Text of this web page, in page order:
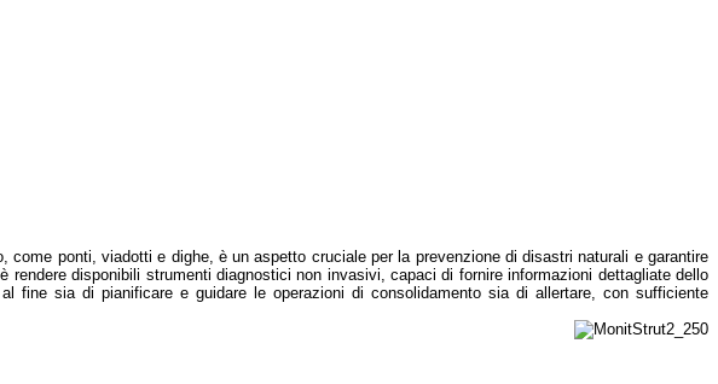
come ponti, viadotti e dighe, è un aspetto cruciale per la prevenzione di disastri naturali e garantire
disponibili strumenti diagnostici non invasivi, capaci di fornire informazioni dettagliate dello
fine sia di pianificare e guidare le operazioni di consolidamento sia di allertare, con sufficiente